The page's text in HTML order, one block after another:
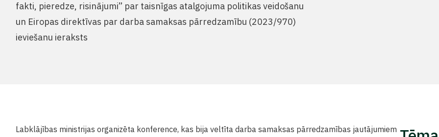
fakti, pieredze, risinājumi” par taisnīgas atalgojuma politikas veidošanu
un Eiropas direktīvas par darba samaksas pārredzamību (2023/970)
ieviešanu ieraksts
Labklājības ministrijas organizēta konference, kas bija veltīta darba samaksas pārredzamības jautājumiem